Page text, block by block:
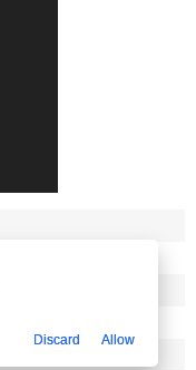
Discard Allow